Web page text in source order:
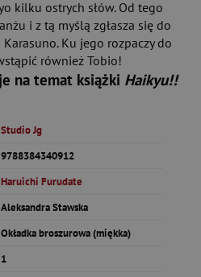
kilku ostrych słów. Od tego
i z tą myślą zgłasza się do
Ku jego rozpaczy do
również Tobio!
na temat książki Haikyu!!
Studio Jg
9788384340912
Haruichi Furudate
Aleksandra Stawska
Okładka broszurowa (miękka)
1